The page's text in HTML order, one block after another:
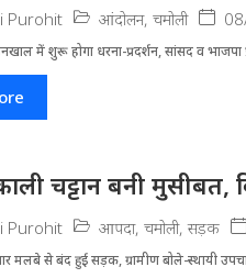
Purohit आंदोलन, चमोली
में शुरू होगा धरना-प्रदर्शन, सांसद व भाजपा
चट्टान बनी
Purohit आपदा, चमोली, सड़क
मलबे से बंद हुई सड़क, ग्रामीण बोले-स्थायी